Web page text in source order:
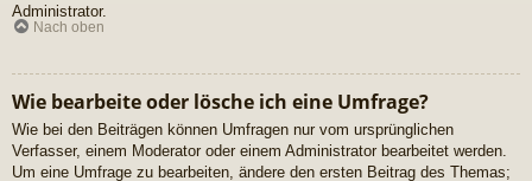
Administrator.
Nach oben
Wie bearbeite oder lösche ich eine Umfrage?
Wie bei den Beiträgen können Umfragen nur vom ursprünglichen
Verfasser, einem Moderator oder einem Administrator bearbeitet werden.
Um eine Umfrage zu bearbeiten, ändere den ersten Beitrag des Themas;